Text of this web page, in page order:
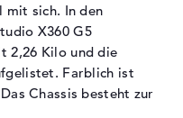
SDXC, SD Memory
mit sich. In den
X360 G5
2,26 Kilo und die
Farblich ist
Chassis besteht zur